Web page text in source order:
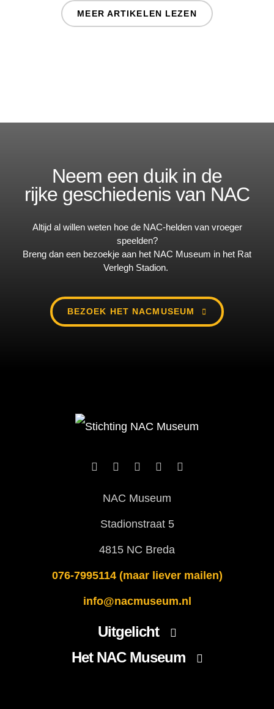
MEER ARTIKELEN LEZEN
Neem een duik in de
rijke geschiedenis van NAC
Altijd al willen weten hoe de NAC-helden van vroeger
speelden?
Breng dan een bezoekje aan het NAC Museum in het Rat
Verlegh Stadion.
BEZOEK HET NACMUSEUM
NAC Museum
Stadionstraat 5
4815 NC Breda
076-7995114 (maar liever mailen)
info@nacmuseum.nl
Uitgelicht
Actueel
Het NAC Museum